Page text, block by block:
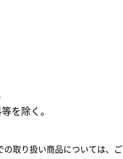
を除く。
の取り扱い商品については、ご